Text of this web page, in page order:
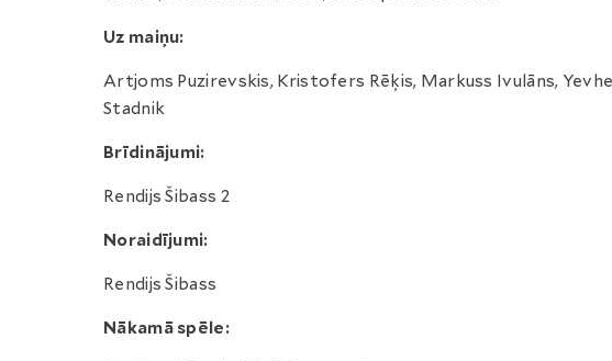
Uz maiņu:
Artjoms Puzirevskis, Kristofers Rēķis, Markuss Ivulāns,
Stadnik
Brīdinājumi:
Rendijs Šibass 2
Noraidījumi:
Rendijs Šibass
Nākamā spēle: